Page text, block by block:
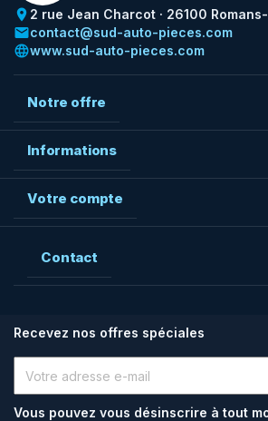
place 2 rue Jean Charcot · 26100
emailcontact@sud-auto-pieces.com
languagewww.sud-auto-pieces.com
Notre offre
Informations
Votre compte
Contact
Recevez nos offres spéciales
Vous pouvez vous désinscrire à tout